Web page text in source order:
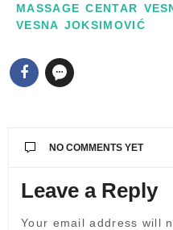
MASSAGE CENTAR
VESNA JOKSIMOVIĆ
NO COMMENTS YET
Leave a Reply
Your email address will